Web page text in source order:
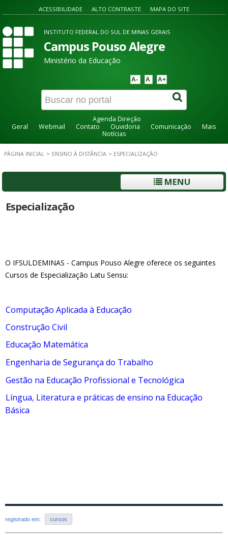
ACESSIBILIDADE ALTO CONTRASTE MAPA DO SITE
INSTITUTO FEDERAL DO SUL DE MINAS GERAIS
Campus Pouso Alegre
Ministério da Educação
A- A A+
Agenda Direção
Geral
Webmail Contato Ouvidoria Comunicação
Mais
Notícias
PÁGINA INICIAL > ENSINO À DISTÂNCIA > ESPECIALIZAÇÃO
MENU
Especialização
O IFSULDEMINAS - Campus Pouso Alegre oferece os seguintes
Cursos de Especialização Latu Sensu:
Computação Aplicada à Educação
Construção Civil
Educação Matemática
Engenharia de Segurança do Trabalho
Gestão na Educação Profissional e Tecnológica
Língua, Literatura e práticas de ensino na Educação
Básica
registrado em: cursos